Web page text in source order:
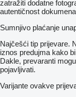
zatražiti dodatne
autentičnost
Sumnjivo plaćanje
Najčešći tip prijevare.
iznos predujma kako
Dakle, prevaranti
pojavljivati.
Varijante ovakve